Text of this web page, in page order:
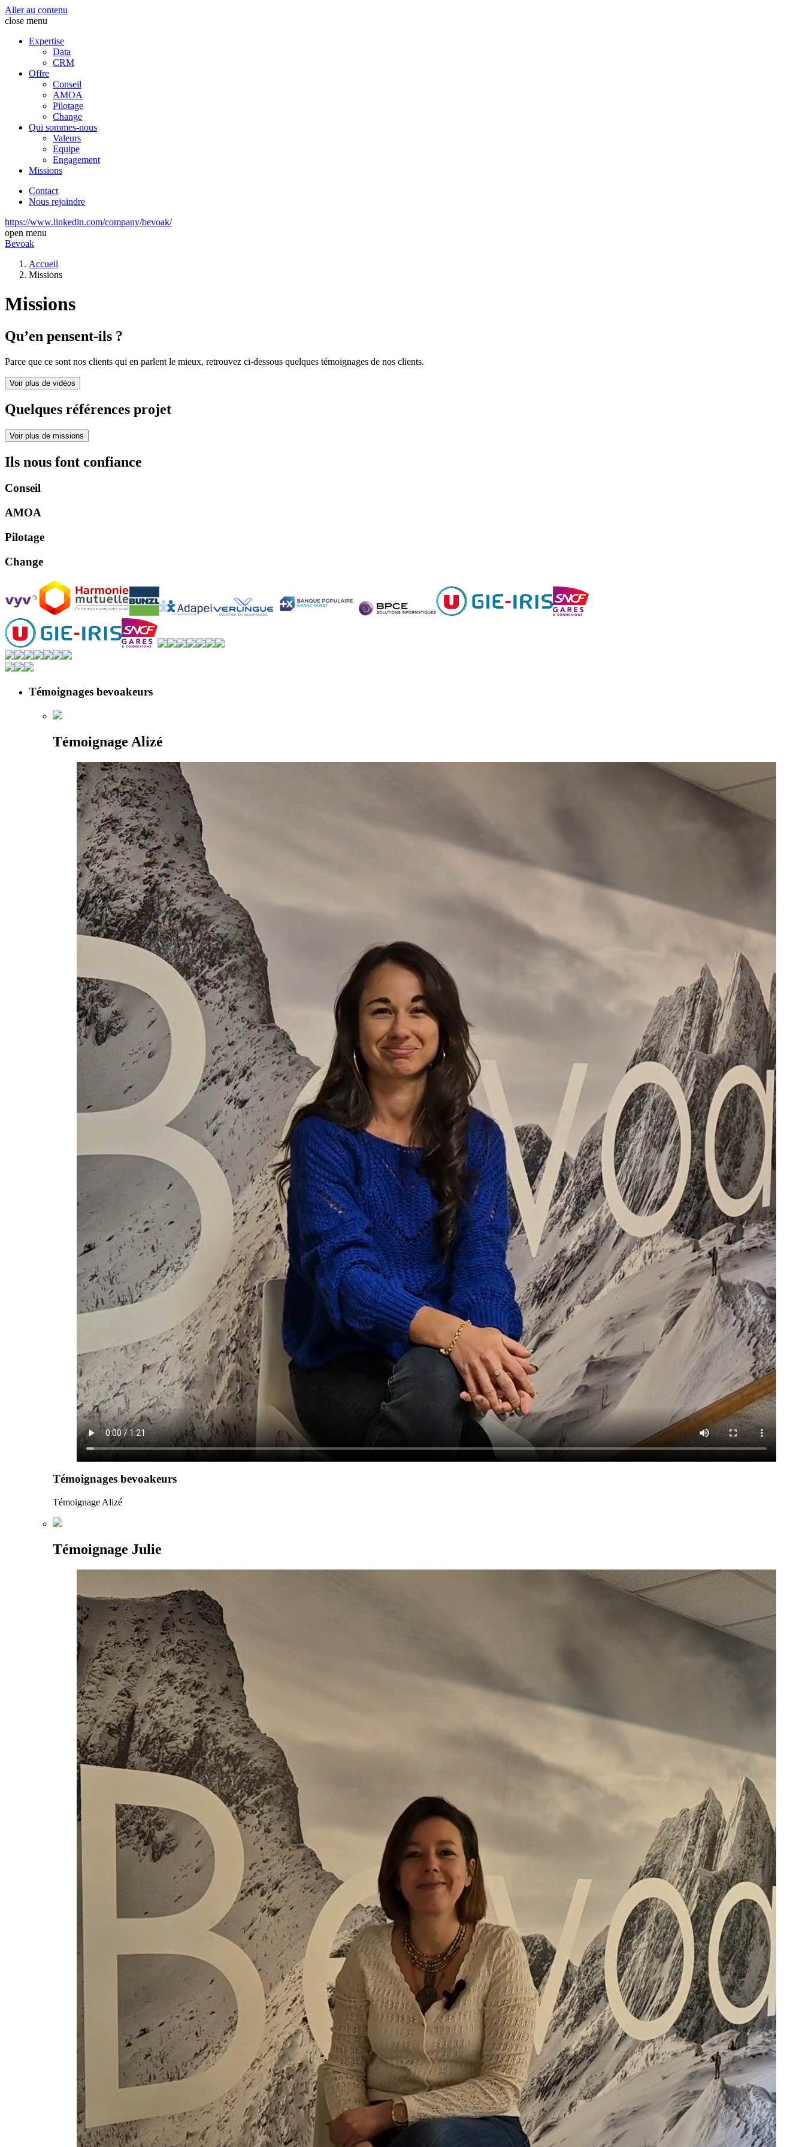
Aller au contenu
close menu
Expertise
Data
CRM
Offre
Conseil
AMOA
Pilotage
Change
Qui sommes-nous
Valeurs
Equipe
Engagement
Missions
Contact
Nous rejoindre
https://www.linkedin.com/company/bevoak/
open menu
Bevoak
Accueil
Missions
Missions
Qu’en pensent-ils ?
Parce que ce sont nos clients qui en parlent le mieux, retrouvez ci-dessous quelques témoignages de nos clients.
Voir plus de vidéos
Quelques références projet
Voir plus de missions
Ils nous font confiance
Conseil
AMOA
Pilotage
Change
Témoignages bevoakeurs
Témoignage Alizé
Témoignages bevoakeurs
Témoignage Alizé
Témoignage Julie